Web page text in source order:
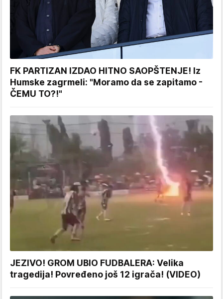
FK PARTIZAN IZDAO HITNO SAOPŠTENJE! Iz
Humske zagrmeli: "Moramo da se zapitamo -
ČEMU TO?!"
JEZIVO! GROM UBIO FUDBALERA: Velika
tragedija! Povređeno još 12 igrača! (VIDEO)